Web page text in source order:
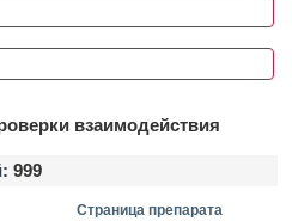
взаимодействия
999
Страница препарата